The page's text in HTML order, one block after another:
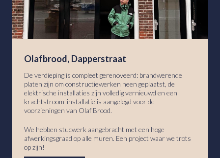
Olafbrood, Dapperstraat
De verdieping is compleet gerenoveerd: brandwerende
platen zijn om constructiewerken heen geplaatst, de
elektrische installaties zijn volledig vernieuwd en een
krachtstroom-installatie is aangelegd voor de
voorzieningen van Olaf Brood.
We hebben stucwerk aangebracht met een hoge
afwerkingsgraad op alle muren. Een project waar we trots
op zijn!